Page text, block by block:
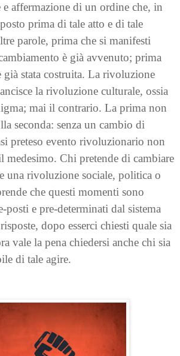
affermazione di un ordine che, in
prima di tale atto e di tale
parole, prima che si manifesti
è già avvenuto; prima
già stata costruita. La rivoluzione
la rivoluzione culturale, ossia
mai il contrario. La prima non
seconda: senza un cambio di
preteso evento rivoluzionario non
medesimo. Chi pretende di cambiare
una rivoluzione sociale, politica o
che questi momenti sono
posti e pre-determinati dal sistema
dopo esserci chiesti quale sia
vale la pena chiedersi anche chi sia
di tale agire.